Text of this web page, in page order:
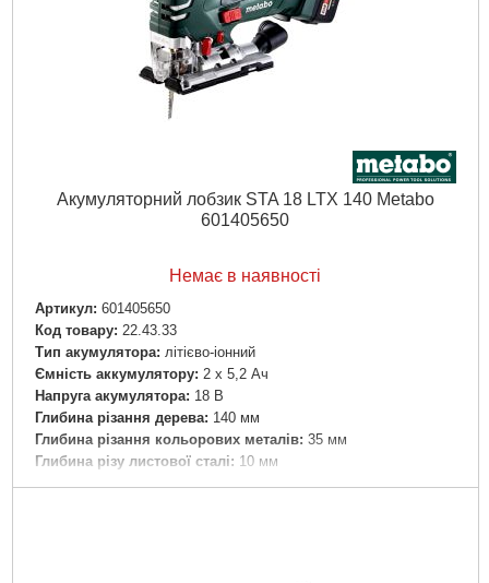
Акумуляторний лобзик STA 18 LTX 140 Metabo
601405650
Немає в наявності
Артикул: 601405650
Код товару: 22.43.33
Тип акумулятора: літієво-іонний
Ємність аккумулятору: 2 х 5,2 Ач
Напруга акумулятора: 18 В
Глибина різання дерева: 140 мм
Глибина різання кольорових металів: 35 мм
Глибина різу листової сталі: 10 мм
Нахил діапазону від/до: - 45 / + 45 °